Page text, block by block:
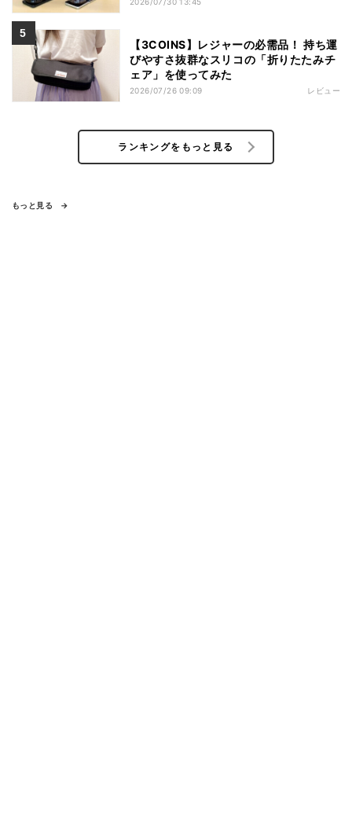
【3COINS】レジャーの必需品！ 持ち運
びやすさ抜群なスリコの「折りたたみチ
ェア」を使ってみた
2026/07/26 09:09 レビュー
ランキングをもっと見る
もっと見る